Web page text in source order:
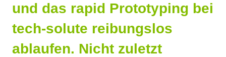
und das rapid Prototyping bei
tech-solute reibungslos
ablaufen. Nicht zuletzt